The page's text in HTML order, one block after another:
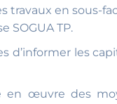
travaux en sous-
SOGUA TP.
d’informer les
en œuvre des